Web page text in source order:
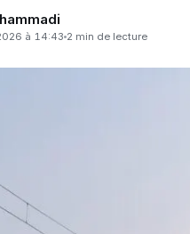
à 14:43 2 min de lecture